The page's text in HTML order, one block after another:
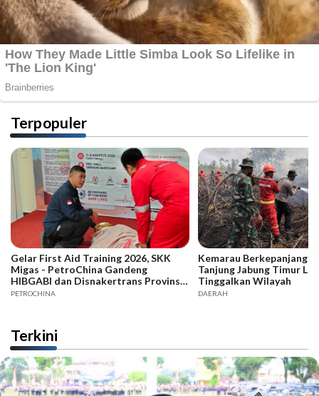
Terpopuler
Gelar First Aid Training 2026, SKK
Migas - PetroChina Gandeng
HIBGABI dan Disnakertrans Provinsi
Jambi
PETROCHINA
Kemarau
Tanjung Jabung Timur
Tinggalkan Wilayah
DAERAH
Terkini